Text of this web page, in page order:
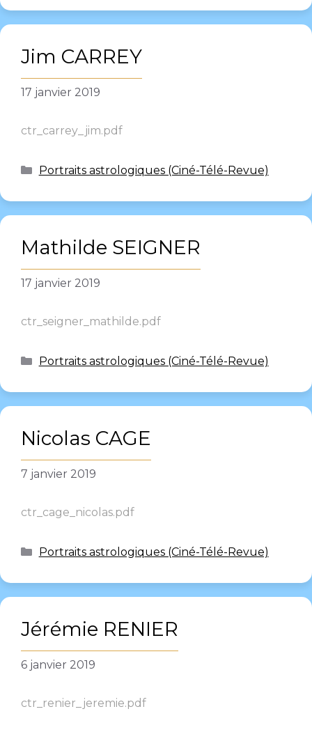
Jim CARREY
17 janvier 2019
ctr_carrey_jim.pdf
Portraits astrologiques (Ciné-Télé-Revue)
Mathilde SEIGNER
17 janvier 2019
ctr_seigner_mathilde.pdf
Portraits astrologiques (Ciné-Télé-Revue)
Nicolas CAGE
7 janvier 2019
ctr_cage_nicolas.pdf
Portraits astrologiques (Ciné-Télé-Revue)
Jérémie RENIER
6 janvier 2019
ctr_renier_jeremie.pdf